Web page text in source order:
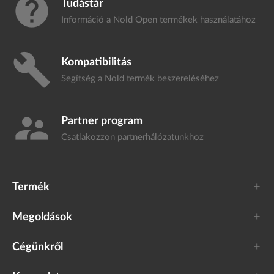
help Tudástár
Információ a Nold Open termékek használatához
build Kompatibilitás
Segítség a Nold termék beszereléséhez
supervisor_account Partner program
Csatlakozzon partnerhálózatunkhoz
Termék
Megoldások
Cégünkről